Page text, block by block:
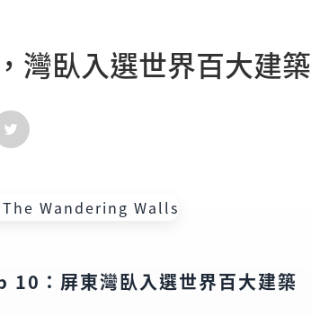
灣臥入選世界百大建築
：屏東灣臥入選世界百大建築